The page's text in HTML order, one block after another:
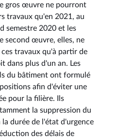
gros œuvre ne pourront
travaux qu'en 2021, au
semestre 2020 et les
second œuvre, elles, ne
travaux qu'à partir de
dans plus d'un an. Les
du bâtiment ont formulé
afin d'éviter une
pour la filière. Ils
la suppression du
la durée de l'état d'urgence
des délais de